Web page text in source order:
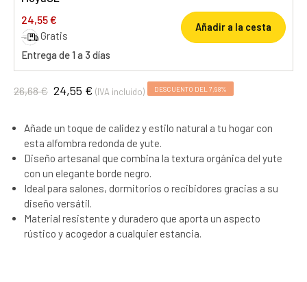
24,55 €
Gratis
Entrega de 1 a 3 días
Añadir a la cesta
26,68 € 24,55 € (IVA incluido) DESCUENTO DEL 7,98%
Añade un toque de calidez y estilo natural a tu hogar con
esta alfombra redonda de yute.
Diseño artesanal que combina la textura orgánica del yute
con un elegante borde negro.
Ideal para salones, dormitorios o recibidores gracias a su
diseño versátil.
Material resistente y duradero que aporta un aspecto
rústico y acogedor a cualquier estancia.